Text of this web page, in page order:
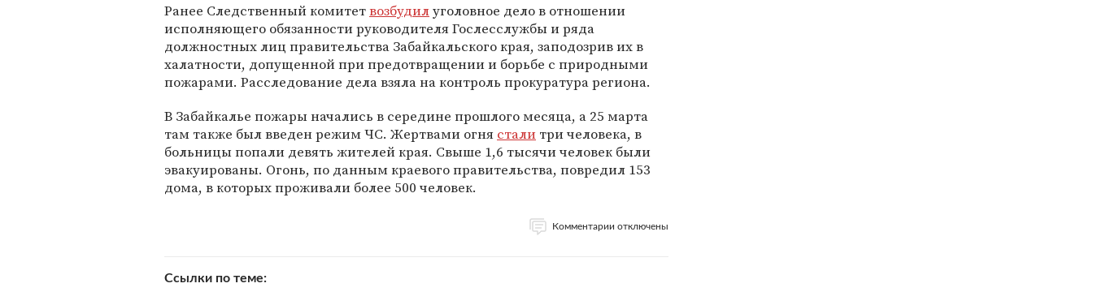
Ранее Следственный комитетвозбудилуголовное дело в отношении
исполняющего обязанности руководителя Гослесслужбы и ряда
должностных лиц правительства Забайкальского края, заподозрив их в
халатности, допущенной при предотвращении и борьбе с природными
пожарами. Расследование дела взяла на контроль прокуратура региона.
В Забайкалье пожары начались в середине прошлого месяца, а 25 марта
там также был введен режим ЧС. Жертвами огня стали три человека, в
больницы попали девять жителей края. Свыше 1,6 тысячи человек были
эвакуированы. Огонь, по данным краевого правительства, повредил 153
дома, в которых проживали более 500 человек.
Комментарии отключены
Ссылки по теме